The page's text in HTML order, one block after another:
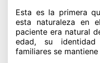
Esta es la primera
esta naturaleza en
paciente era natural
edad, su
familiares se mantiene